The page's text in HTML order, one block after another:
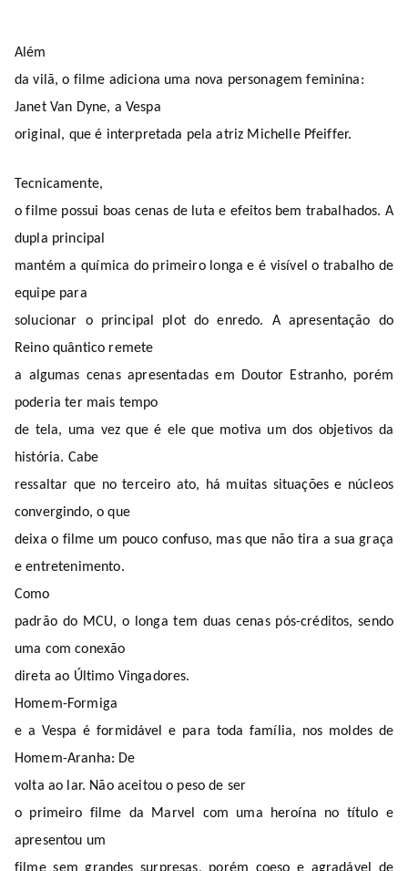
Além
da vilã, o filme adiciona uma nova personagem feminina:
Janet Van Dyne, a Vespa
original, que é interpretada pela atriz Michelle Pfeiffer.
Tecnicamente,
o filme possui boas cenas de luta e efeitos bem trabalhados. A
dupla principal
mantém a química do primeiro longa e é visível o trabalho de
equipe para
solucionar o principal plot do enredo. A apresentação do
Reino quântico remete
a algumas cenas apresentadas em Doutor Estranho, porém
poderia ter mais tempo
de tela, uma vez que é ele que motiva um dos objetivos da
história. Cabe
ressaltar que no terceiro ato, há muitas situações e núcleos
convergindo, o que
deixa o filme um pouco confuso, mas que não tira a sua graça
e entretenimento.
Como
padrão do MCU, o longa tem duas cenas pós-créditos, sendo
uma com conexão
direta ao Último Vingadores.
Homem-Formiga
e a Vespa é formidável e para toda família, nos moldes de
Homem-Aranha: De
volta ao lar. Não aceitou o peso de ser
o primeiro filme da Marvel
com uma heroína no título e
apresentou um
filme sem grandes surpresas, porém coeso e agradável de